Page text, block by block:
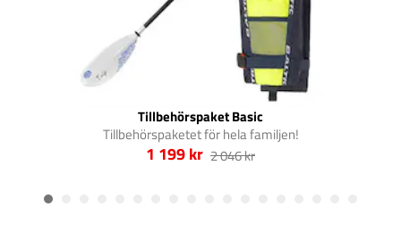
Tillbehörspaket Basic
Tillbehörspaketet för hela familjen!
1 199 kr 2 046 kr